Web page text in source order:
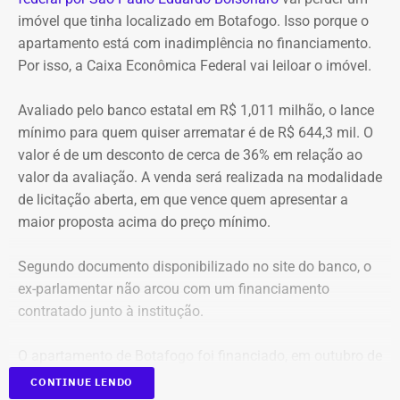
ações extrapolaram os limites da legislação eleitoral e
comprometeram a igualdade entre os candidatos.
Regional Eleitoral do Rio de Janeiro (TRE-RJ) e,
posteriormente, no Tribunal Superior Eleitoral (TSE).
Empresário já foi preso em operação
do Ministério Público
Jacaré também ficou conhecido por ter sido preso em
setembro de 2022 durante a Operação Apanthropía, do
Ministério Público do Rio de Janeiro (MPRJ). Na ocasião,
públicos na Prefeitura de Itatiaia, no Sul Fluminense.
Em julho deste ano, Nobre foi denunciado pelo Ministério
Público do Rio por suspeita de participação em um
públicos. Um vereador de São João de Meriti, Julio
Ricardo, e outras oito pessoas também foram
denunciadas.
imóvel que tinha localizado em Botafogo. Isso porque o
apartamento está com inadimplência no financiamento.
Por isso, a Caixa Econômica Federal vai leiloar o imóvel.
Avaliado pelo banco estatal em R$ 1,011 milhão, o lance
mínimo para quem quiser arrematar é de R$ 644,3 mil. O
valor é de um desconto de cerca de 36% em relação ao
valor da avaliação. A venda será realizada na modalidade
de licitação aberta, em que vence quem apresentar a
maior proposta acima do preço mínimo.
Segundo documento disponibilizado no site do banco, o
ex-parlamentar não arcou com um financiamento
contratado junto à institução.
2017, pelo filho “03” do ex-presidente Jair Bolsonaro em
CONTINUE LENDO